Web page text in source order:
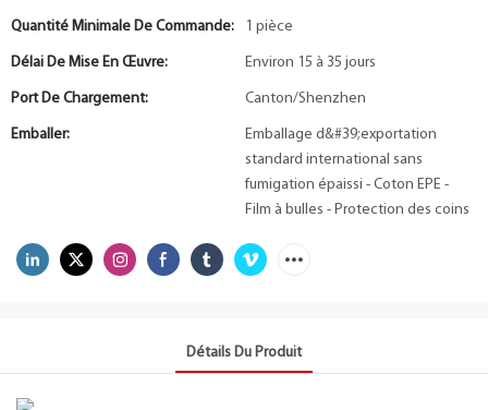
Quantité Minimale De Commande: 1 pièce
Délai De Mise En Œuvre: Environ 15 à 35 jours
Port De Chargement: Canton/Shenzhen
Emballer:
Emballage d&#39;exportation
standard international sans
fumigation épaissi - Coton EPE -
Film à bulles - Protection des coins
Détails Du Produit